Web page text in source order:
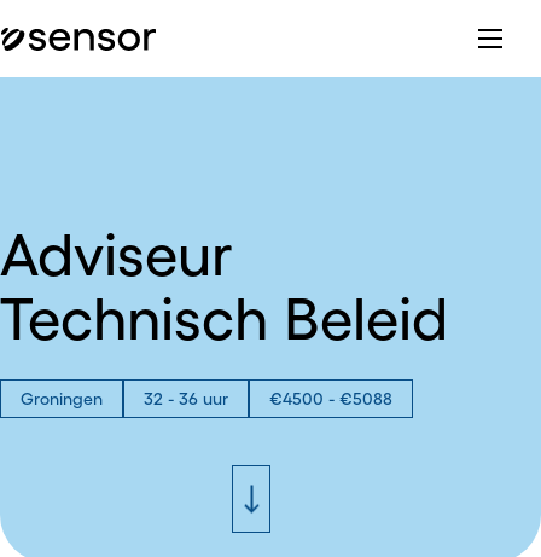
Adviseur
Technisch Beleid
Groningen 32 - 36 uur €4500 - €5088